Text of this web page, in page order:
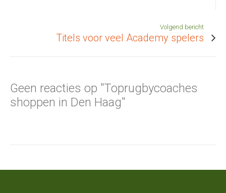
Volgend bericht
Titels voor veel Academy spelers
Geen reacties op "Toprugbycoaches
shoppen in Den Haag"